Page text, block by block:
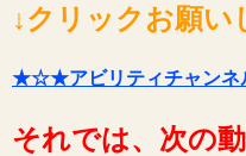
↓クリックお願い
★☆★アビリティチャン
それでは、次の